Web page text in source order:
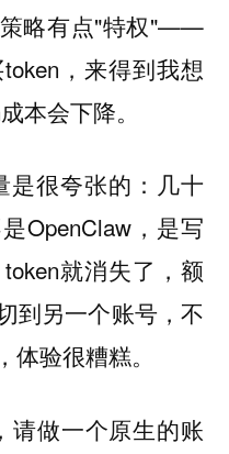
策略有点"特权"——
，来得到我想
本会下降。
是很夸张的：几十
OpenClaw，是写
就消失了，额
到另一个账号，不
验很糟糕。
请做一个原生的账